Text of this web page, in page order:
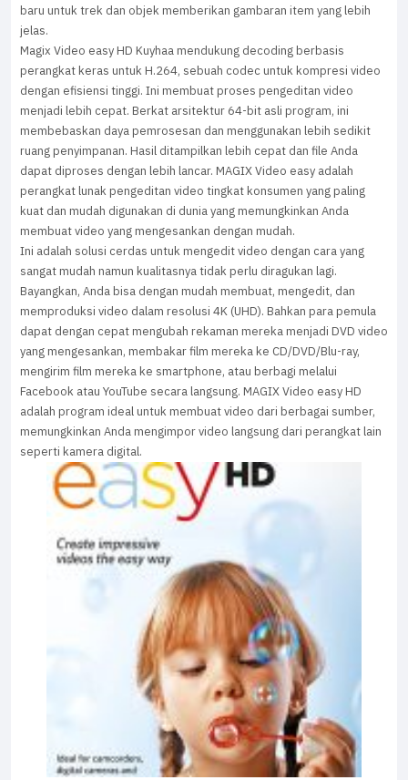
baru untuk trek dan objek memberikan gambaran item yang lebih
jelas.
Magix Video easy HD Kuyhaa mendukung decoding berbasis
perangkat keras untuk H.264, sebuah codec untuk kompresi video
dengan efisiensi tinggi. Ini membuat proses pengeditan video
menjadi lebih cepat. Berkat arsitektur 64-bit asli program, ini
membebaskan daya pemrosesan dan menggunakan lebih sedikit
ruang penyimpanan. Hasil ditampilkan lebih cepat dan file Anda
dapat diproses dengan lebih lancar. MAGIX Video easy adalah
perangkat lunak pengeditan video tingkat konsumen yang paling
kuat dan mudah digunakan di dunia yang memungkinkan Anda
membuat video yang mengesankan dengan mudah.
Ini adalah solusi cerdas untuk mengedit video dengan cara yang
sangat mudah namun kualitasnya tidak perlu diragukan lagi.
Bayangkan, Anda bisa dengan mudah membuat, mengedit, dan
memproduksi video dalam resolusi 4K (UHD). Bahkan para pemula
dapat dengan cepat mengubah rekaman mereka menjadi DVD video
yang mengesankan, membakar film mereka ke CD/DVD/Blu-ray,
mengirim film mereka ke smartphone, atau berbagi melalui
Facebook atau YouTube secara langsung. MAGIX Video easy HD
adalah program ideal untuk membuat video dari berbagai sumber,
memungkinkan Anda mengimpor video langsung dari perangkat lain
seperti kamera digital.